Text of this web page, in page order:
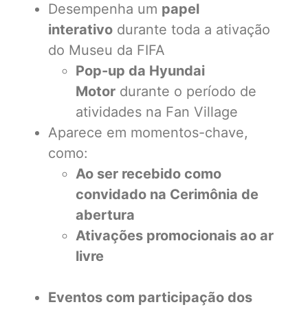
Desempenha um papel
interativo durante toda a ativação
do Museu da FIFA
Pop-up da Hyundai
Motor durante o período de
atividades na Fan Village
Aparece em momentos-chave,
como:
Ao ser recebido como
convidado na Cerimônia de
abertura
Ativações promocionais ao ar
livre
Eventos com participação dos